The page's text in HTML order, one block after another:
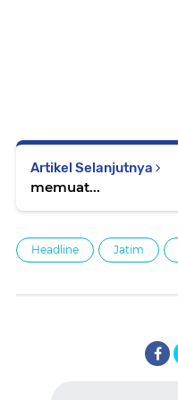
Artikel Selanjutnya
memuat...
Headline Jatim